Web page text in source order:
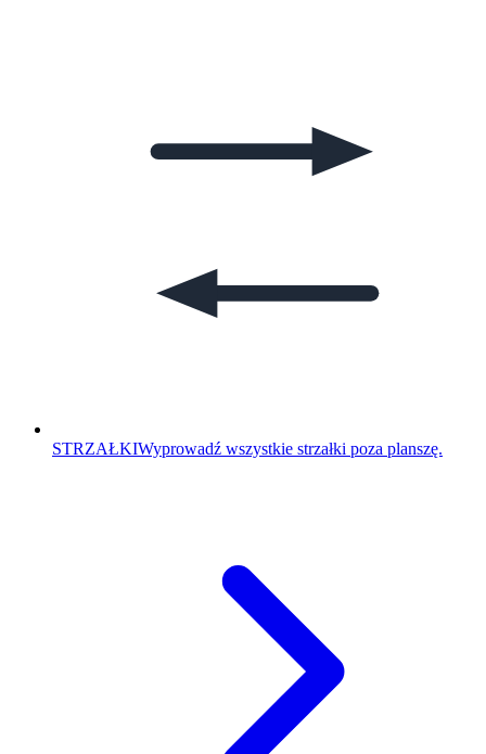
STRZAŁKIWyprowadź wszystkie strzałki poza planszę.